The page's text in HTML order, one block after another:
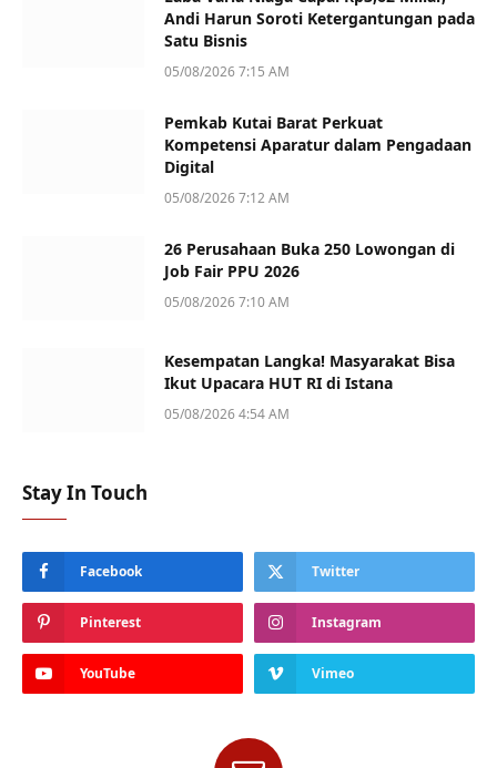
Andi Harun Soroti Ketergantungan pada
Satu Bisnis
05/08/2026 7:15 AM
Pemkab Kutai Barat Perkuat
Kompetensi Aparatur dalam Pengadaan
Digital
05/08/2026 7:12 AM
26 Perusahaan Buka 250 Lowongan di
Job Fair PPU 2026
05/08/2026 7:10 AM
Kesempatan Langka! Masyarakat Bisa
Ikut Upacara HUT RI di Istana
05/08/2026 4:54 AM
Stay In Touch
Facebook Twitter
Pinterest Instagram
YouTube Vimeo